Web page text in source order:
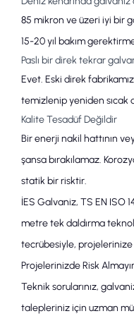
85 mikron ve üzeri iyi bir
15-20 yıl bakım
Paslı bir direk tekrar
Evet. Eski direk
temizlenip yeniden sıcak
Kalite Tesadüf Değildir
Birenerji nakil hattının
şansa bırakılamaz.
statik bir risktir.
İES Galvaniz, TS EN ISO
metre tek daldırma
tecrübesiyle, projelerinize
Projelerinizde Risk
Teknik sorularınız,
talepleriniz için uzman